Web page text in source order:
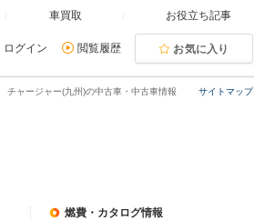
車買取 お役立ち記事
ログイン 閲覧履歴 お気に入り
サイトマップ
チャージャー(九州)の中古車・中古車情報
燃費・カタログ情報